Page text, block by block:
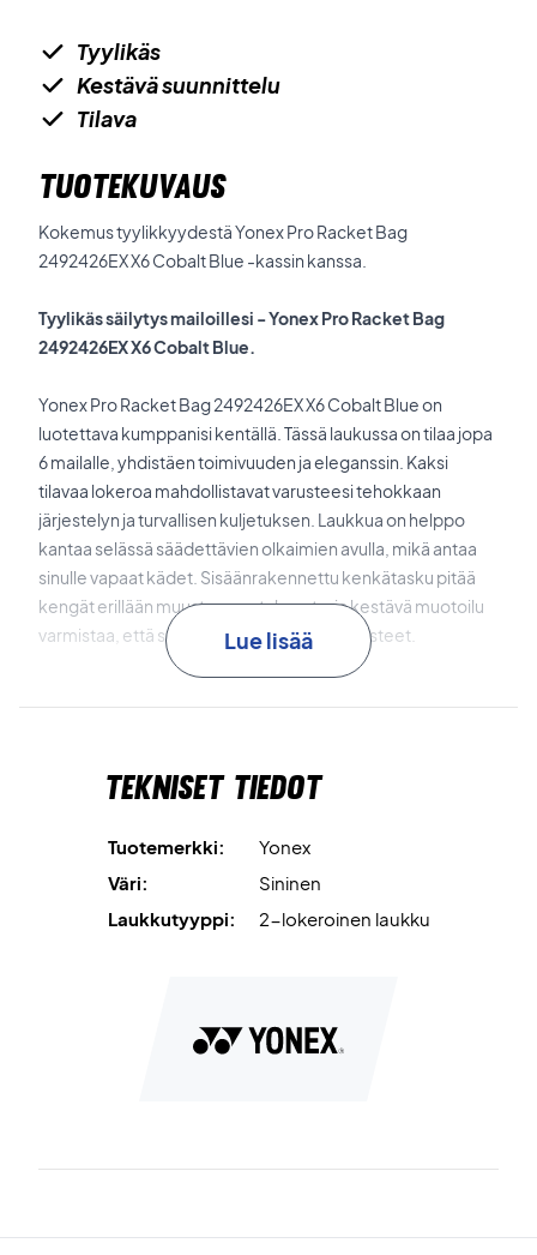
Tyylikäs
Kestävä suunnittelu
Tilava
TUOTEKUVAUS
Kokemus tyylikkyydestä Yonex Pro Racket Bag
2492426EX X6 Cobalt Blue -kassin kanssa.
Tyylikäs säilytys mailoillesi - Yonex Pro Racket Bag
2492426EX X6 Cobalt Blue.
Yonex Pro Racket Bag 2492426EX X6 Cobalt Blue on
luotettava kumppanisi kentällä. Tässä laukussa on tilaa jopa
6 mailalle, yhdistäen toimivuuden ja eleganssin. Kaksi
tilavaa lokeroa mahdollistavat varusteesi tehokkaan
järjestelyn ja turvallisen kuljetuksen. Laukkua on helppo
kantaa selässä säädettävien olkaimien avulla, mikä antaa
sinulle vapaat kädet. Sisäänrakennettu kenkätasku pitää
kengät erillään muusta varustuksesta, ja kestävä muotoilu
varmistaa, että se kestää kentän kaikki haasteet.
avulla olet valmis valloittamaan jokaisen ottelun tyylillä ja
laukulla, joka täyttää kaikki odotukset.
78 x 28 x 36 cm
Lue lisää
Tekniset tiedot
Tuotemerkki:
Yonex
Väri:
Sininen
Laukkutyyppi:
2-lokeroinen laukku